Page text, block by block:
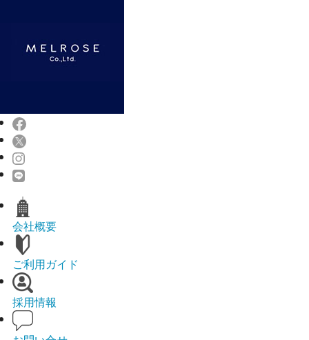
会社概要
ご利用ガイド
採用情報